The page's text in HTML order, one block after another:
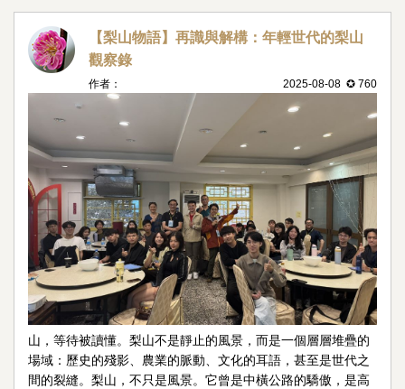
【梨山物語】再識與解構：年輕世代的梨山
觀察錄
2025-08-08 ✪ 760
作者：
山，等待被讀懂。梨山不是靜止的風景，而是一個層層堆疊的
場域：歷史的殘影、農業的脈動、文化的耳語，甚至是世代之
間的裂縫。梨山，不只是風景。它曾是中橫公路的驕傲，是高